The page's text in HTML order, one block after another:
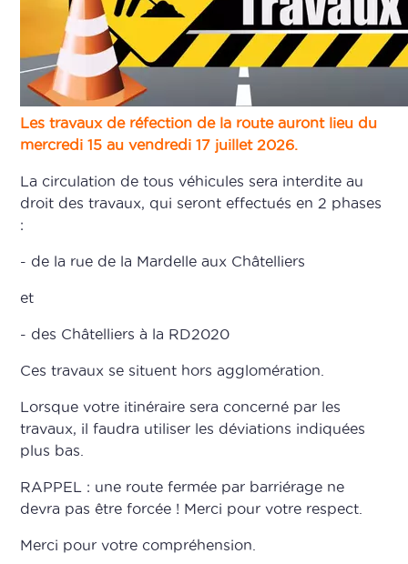
Les travaux de réfection de la route auront lieu du
mercredi 15 au vendredi 17 juillet 2026.
La circulation de tous véhicules sera interdite au
droit des travaux, qui seront effectués en 2 phases
:
- de la rue de la Mardelle aux Châtelliers
et
- des Châtelliers à la RD2020
Ces travaux se situent hors agglomération.
Lorsque votre itinéraire sera concerné par les
travaux, il faudra utiliser les déviations indiquées
plus bas.
RAPPEL : une route fermée par barriérage ne
devra pas être forcée ! Merci pour votre respect.
Merci pour votre compréhension.